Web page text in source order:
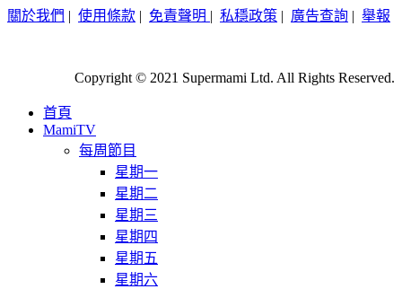
關於我們 | 使用條款 | 免責聲明 | 私穩政策 | 廣告查詢 | 舉報
Copyright © 2021 Supermami Ltd. All Rights Reserved.
首頁
MamiTV
每周節目
星期一
星期二
星期三
星期四
星期五
星期六